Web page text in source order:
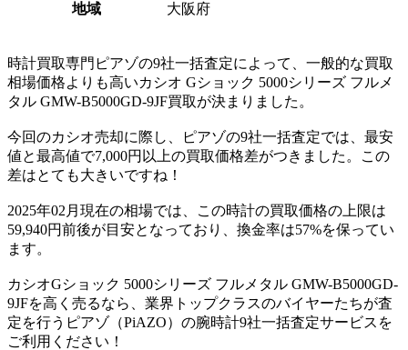
地域
大阪府
時計買取専門ピアゾの9社一括査定によって、一般的な買取
相場価格よりも高いカシオ Gショック 5000シリーズ フルメ
タル GMW-B5000GD-9JF買取が決まりました。
今回のカシオ売却に際し、ピアゾの9社一括査定では、最安
値と最高値で7,000円以上の買取価格差がつきました。この
差はとても大きいですね！
2025年02月現在の相場では、この時計の買取価格の上限は
59,940円前後が目安となっており、換金率は57%を保ってい
ます。
カシオGショック 5000シリーズ フルメタル GMW-B5000GD-
9JFを高く売るなら、業界トップクラスのバイヤーたちが査
定を行うピアゾ（PiAZO）の腕時計9社一括査定サービスを
ご利用ください！